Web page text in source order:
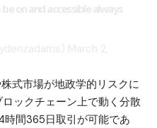
式市場が地政学的リスクに
ックチェーン上で動く分散
時間365日取引が可能であ